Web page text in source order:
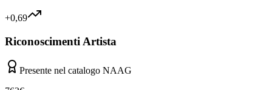
+0,69
Riconoscimenti Artista
Presente nel catalogo NAAG